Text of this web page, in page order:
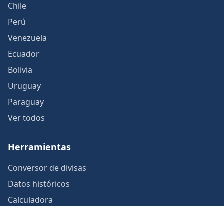
Chile
Perú
Venezuela
Ecuador
Bolivia
Uruguay
Paraguay
Ver todos
Herramientas
Conversor de divisas
Datos históricos
Calculadora